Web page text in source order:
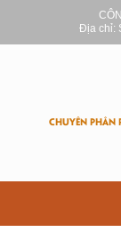
Địa chỉ:
CHUYÊN PHÂN